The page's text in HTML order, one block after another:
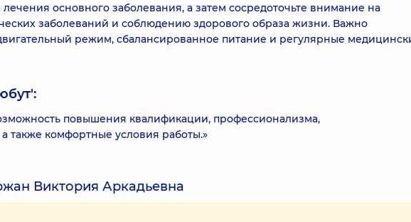
основного заболевания, а затем сосредоточьте внимание на
заболеваний и соблюдению здорового образа жизни. Важно
режим, сбалансированное питание и регулярные
повышения квалификации, профессионализма,
также комфортные условия работы.»
Виктория Аркадьевна